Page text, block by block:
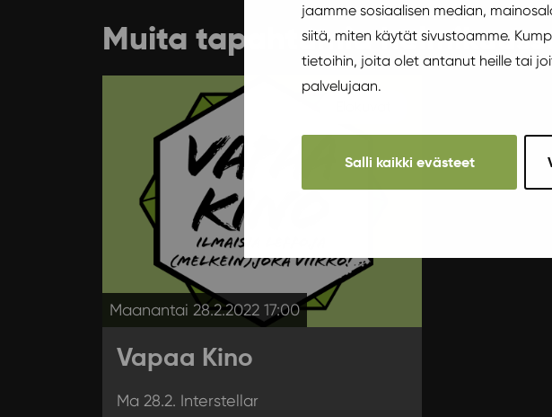
jaamme sosiaalisen median,
siitä, miten käytät sivustoamme.
tietoihin, joita olet antanut heille tai
palvelujaan.
Salli kaikki evästeet
Muita tapahtumia
Maanantai 28.2.2022 17:00
Vapaa Kino
Ma 28.2. Interstellar